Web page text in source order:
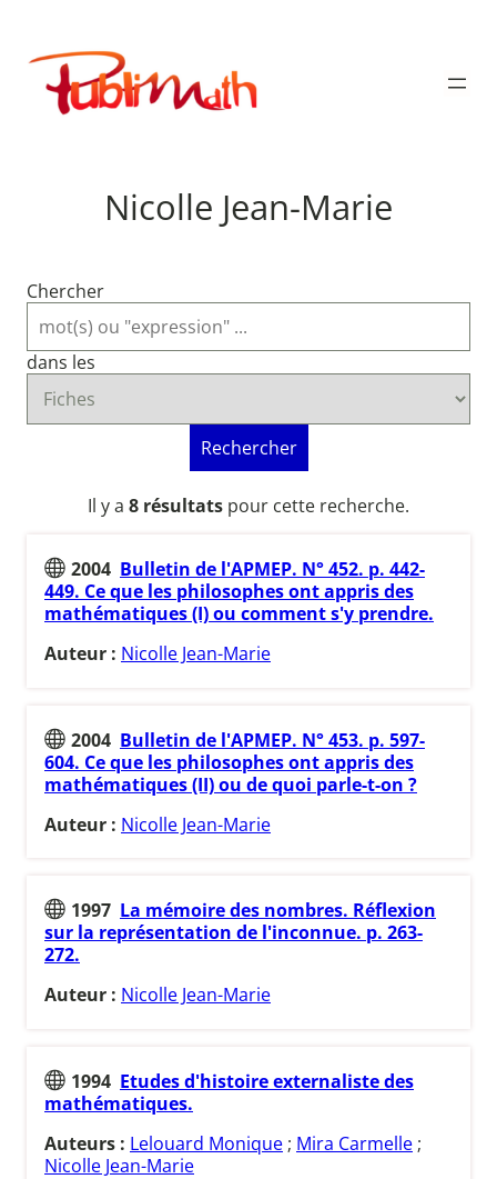
contenu
Publimath
Nicolle Jean-Marie
Chercher
dans les
Rechercher
Il y a 8 résultats pour cette recherche.
2004 Bulletin de l'APMEP. N° 452. p. 442-
449. Ce que les philosophes ont appris des
mathématiques (I) ou comment s'y prendre.
Auteur : Nicolle Jean-Marie
2004 Bulletin de l'APMEP. N° 453. p. 597-
604. Ce que les philosophes ont appris des
mathématiques (II) ou de quoi parle-t-on ?
Auteur : Nicolle Jean-Marie
1997 La mémoire des nombres. Réflexion
sur la représentation de l'inconnue. p. 263-
272.
Auteur : Nicolle Jean-Marie
1994 Etudes d'histoire externaliste des
mathématiques.
Auteurs : Lelouard Monique ; Mira Carmelle ;
Nicolle Jean-Marie